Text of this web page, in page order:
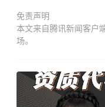
免责声明
本文来自腾讯新闻客户
场。